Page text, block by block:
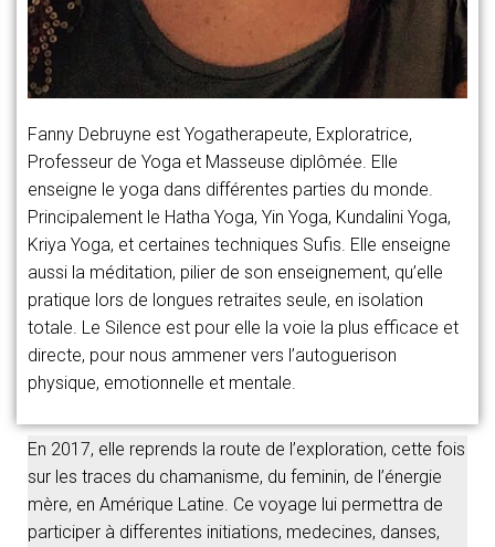
Fanny Debruyne est Yogatherapeute, Exploratrice,
Professeur de Yoga et Masseuse diplômée. Elle
enseigne le yoga dans différentes parties du monde.
Principalement le Hatha Yoga, Yin Yoga, Kundalini Yoga,
Kriya Yoga, et certaines techniques Sufis. Elle enseigne
aussi la méditation, pilier de son enseignement, qu’elle
pratique lors de longues retraites seule, en isolation
totale. Le Silence est pour elle la voie la plus efficace et
directe, pour nous ammener vers l’autoguerison
physique, emotionnelle et mentale.
En 2017, elle reprends la route de l’exploration, cette fois
sur les traces du chamanisme, du feminin, de l’énergie
mère, en Amérique Latine. Ce voyage lui permettra de
participer à differentes initiations, medecines, danses,